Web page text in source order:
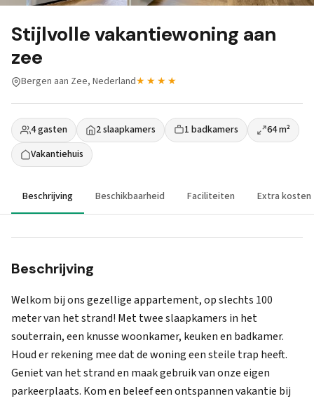
Stijlvolle vakantiewoning aan
zee
Bergen aan Zee, Nederland★★★★
4 gasten 2 slaapkamers 1 badkamers
64 m²
Vakantiehuis
Beschrijving Beschikbaarheid Faciliteiten Extra kosten
Beschrijving
Welkom bij ons gezellige appartement, op slechts 100
meter van het strand! Met twee slaapkamers in het
souterrain, een knusse woonkamer, keuken en badkamer.
Houd er rekening mee dat de woning een steile trap heeft.
Geniet van het strand en maak gebruik van onze eigen
parkeerplaats. Kom en beleef een ontspannen vakantie bij